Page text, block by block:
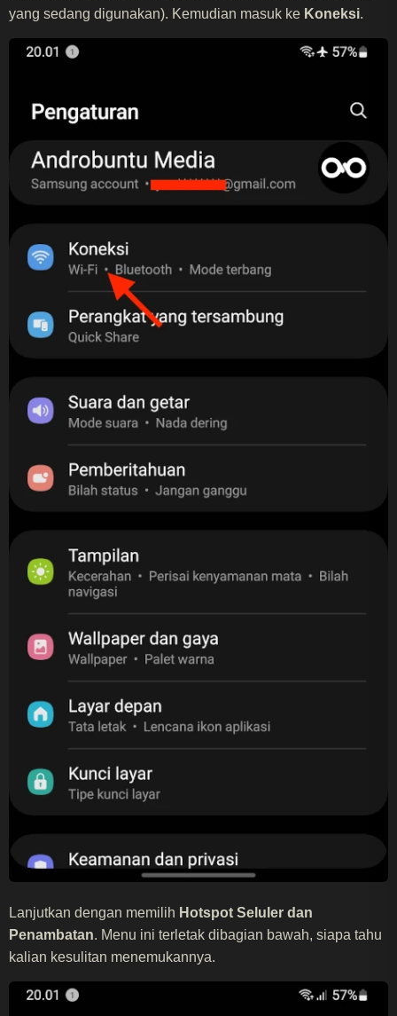
yang sedang digunakan). Kemudian masuk ke Koneksi.
Lanjutkan dengan memilih Hotspot Seluler dan
Penambatan. Menu ini terletak dibagian bawah, siapa tahu
kalian kesulitan menemukannya.